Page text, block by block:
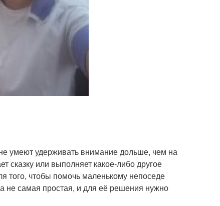
не умеют удерживать внимание дольше, чем на
сказку или выполняет какое-либо другое
того, чтобы помочь маленькому непоседе
не самая простая, и для её решения нужно